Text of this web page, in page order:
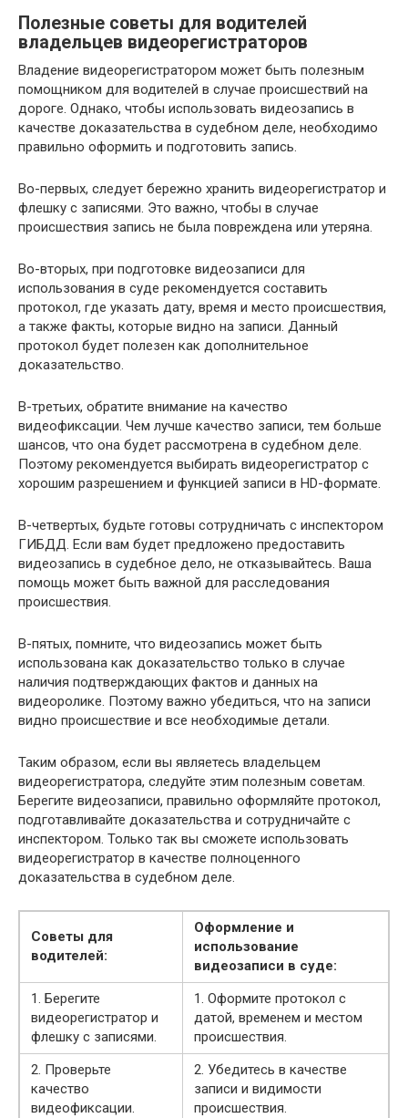
Полезные советы для водителей
владельцев видеорегистраторов
Владение видеорегистратором может быть полезным
помощником для водителей в случае происшествий на
дороге. Однако, чтобы использовать видеозапись в
качестве доказательства в судебном деле, необходимо
правильно оформить и подготовить запись.
Во-первых, следует бережно хранить видеорегистратор и
флешку с записями. Это важно, чтобы в случае
происшествия запись не была повреждена или утеряна.
Во-вторых, при подготовке видеозаписи для
использования в суде рекомендуется составить
протокол, где указать дату, время и место происшествия,
а также факты, которые видно на записи. Данный
протокол будет полезен как дополнительное
доказательство.
В-третьих, обратите внимание на качество
видеофиксации. Чем лучше качество записи, тем больше
шансов, что она будет рассмотрена в судебном деле.
Поэтому рекомендуется выбирать видеорегистратор с
хорошим разрешением и функцией записи в HD-формате.
В-четвертых, будьте готовы сотрудничать с инспектором
ГИБДД. Если вам будет предложено предоставить
видеозапись в судебное дело, не отказывайтесь. Ваша
помощь может быть важной для расследования
происшествия.
В-пятых, помните, что видеозапись может быть
использована как доказательство только в случае
наличия подтверждающих фактов и данных на
видеоролике. Поэтому важно убедиться, что на записи
видно происшествие и все необходимые детали.
Таким образом, если вы являетесь владельцем
видеорегистратора, следуйте этим полезным советам.
Берегите видеозаписи, правильно оформляйте протокол,
подготавливайте доказательства и сотрудничайте с
инспектором. Только так вы сможете использовать
видеорегистратор в качестве полноценного
доказательства в судебном деле.
Советы для
водителей:
Оформление и
использование
видеозаписи в суде:
1. Берегите
видеорегистратор и
флешку с записями.
1. Оформите протокол с
датой, временем и местом
происшествия.
2. Проверьте
качество
видеофиксации.
2. Убедитесь в качестве
записи и видимости
происшествия.